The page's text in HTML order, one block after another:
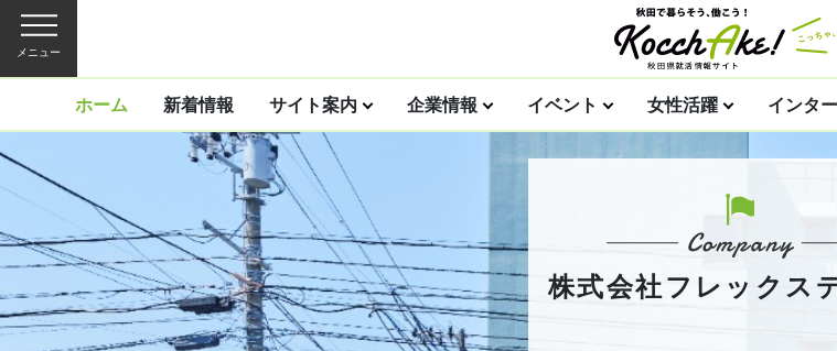
メニュー
ホーム 新着情報 サイト案内 企業情報 イベント 女性活躍 インタ
株式会社フレックス